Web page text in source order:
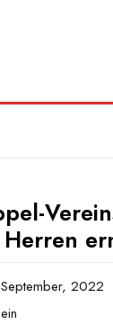
2022